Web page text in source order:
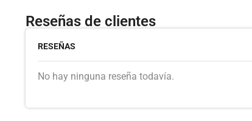
Reseñas de clientes
RESEÑAS
No hay ninguna reseña todavía.